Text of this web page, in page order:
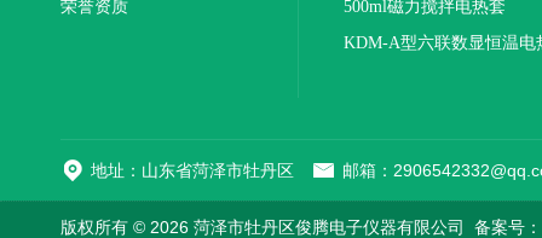
荣誉资质
500ml磁力搅拌电热套
KDM-A型六联数显恒温电
地址：山东省菏泽市牡丹区 邮箱：
版权所有 © 2026 菏泽市牡丹区俊腾电子仪器有限公司 备案号